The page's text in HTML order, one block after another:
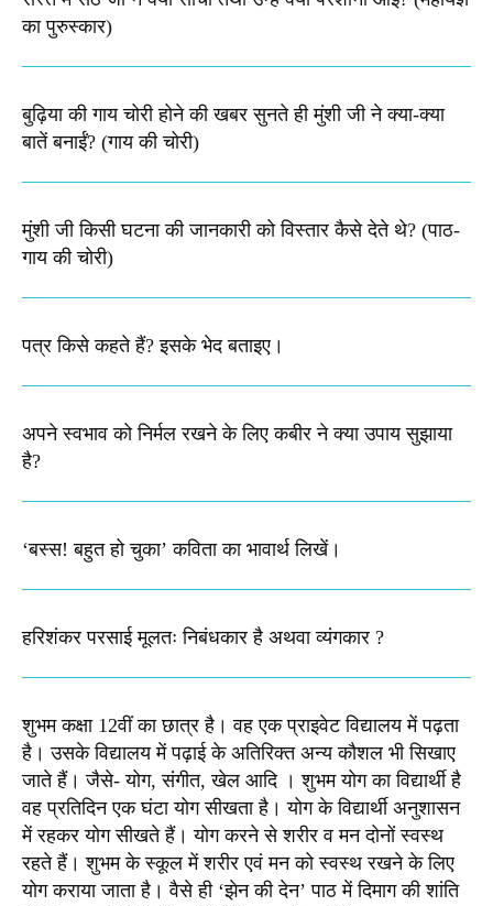
का पुरुस्कार)
बुढ़िया की गाय चोरी होने की खबर सुनते ही मुंशी जी ने क्या-क्या
बातें बनाईं? (गाय की चोरी)
मुंशी जी किसी घटना की जानकारी को विस्तार कैसे देते थे​? (पाठ-
गाय की चोरी)
पत्र किसे कहते हैं? इसके भेद बताइए।
अपने स्वभाव को निर्मल रखने के लिए कबीर ने क्या उपाय सुझाया
है?
‘बस्स! बहुत हो चुका’ कविता का भावार्थ लिखें।
हरिशंकर परसाई मूलतः निबंधकार है अथवा व्यंगकार ?
शुभम कक्षा 12वीं का छात्र है। वह एक प्राइवेट विद्यालय में पढ़ता
है। उसके विद्यालय में पढ़ाई के अतिरिक्त अन्य कौशल भी सिखाए
जाते हैं। जैसे- योग, संगीत, खेल आदि । शुभम योग का विद्यार्थी है
वह प्रतिदिन एक घंटा योग सीखता है। योग के विद्यार्थी अनुशासन
में रहकर योग सीखते हैं। योग करने से शरीर व मन दोनों स्वस्थ
रहते हैं। शुभम के स्कूल में शरीर एवं मन को स्वस्थ रखने के लिए
योग कराया जाता है। वैसे ही ‘झेन की देन’ पाठ में दिमाग की शांति